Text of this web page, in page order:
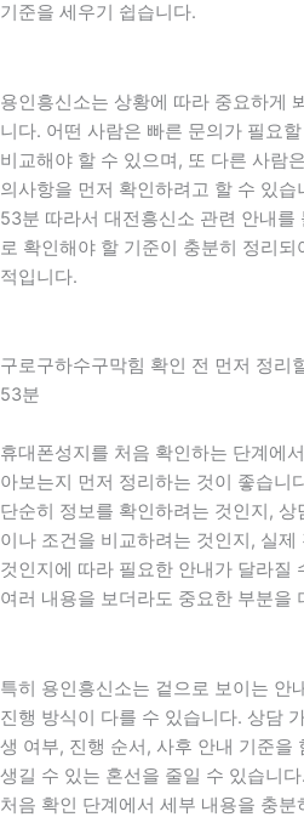
기준을 세우기 쉽습니다.
용인흥신소는 상황에 따라 중요하게
니다. 어떤 사람은 빠른 문의가 필요
비교해야 할 수 있으며, 또 다른 사람
의사항을 먼저 확인하려고 할 수 있
53분 따라서 대전흥신소 관련 안내를
로 확인해야 할 기준이 충분히 정리
적입니다.
구로구하수구막힘 확인 전 먼저 정리
53분
휴대폰성지를 처음 확인하는 단계에
아보는지 먼저 정리하는 것이 좋습니
단순히 정보를 확인하려는 것인지,
이나 조건을 비교하려는 것인지, 실
것인지에 따라 필요한 안내가 달라질
여러 내용을 보더라도 중요한 부분을
특히 용인흥신소는 겉으로 보이는 안
진행 방식이 다를 수 있습니다. 상담
생 여부, 진행 순서, 사후 안내 기준을
생길 수 있는 혼선을 줄일 수 있습니
처음 확인 단계에서 세부 내용을 충